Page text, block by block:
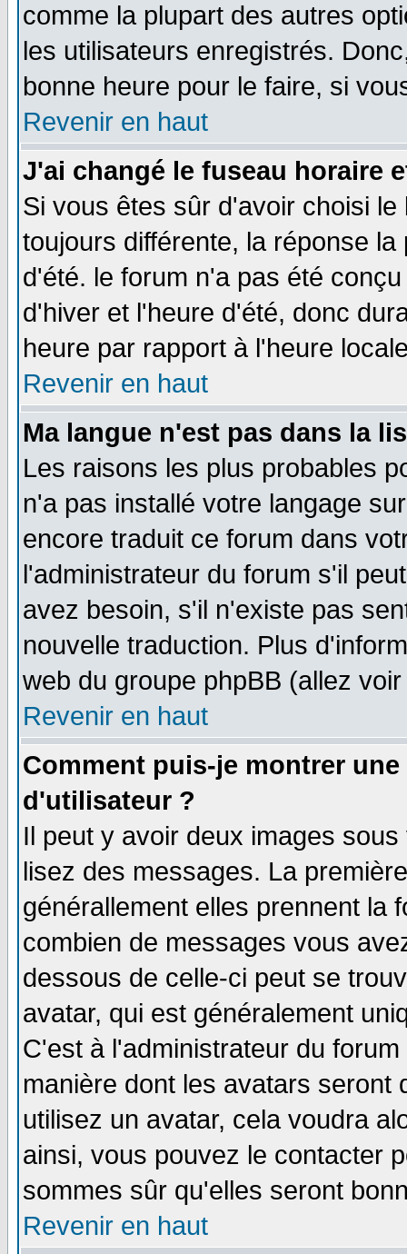
comme la plupart des autres
les utilisateurs enregistrés.
bonne heure pour le faire, si
Revenir en haut
J'ai changé le fuseau horaire
Si vous êtes sûr d'avoir choisi
toujours différente, la réponse
d'été. le forum n'a pas été
d'hiver et l'heure d'été, donc
heure par rapport à l'heure
Revenir en haut
Ma langue n'est pas dans la
Les raisons les plus probables
n'a pas installé votre langage
encore traduit ce forum dans
l'administrateur du forum s'il
avez besoin, s'il n'existe pas
nouvelle traduction. Plus
web du groupe phpBB (allez
Revenir en haut
Comment puis-je montrer
d'utilisateur ?
Il peut y avoir deux images
lisez des messages. La
générallement elles prennent la
combien de messages vous
dessous de celle-ci peut se
avatar, qui est généralement
C'est à l'administrateur du
manière dont les avatars seront
utilisez un avatar, cela voudra
ainsi, vous pouvez le contacter
sommes sûr qu'elles seront
Revenir en haut